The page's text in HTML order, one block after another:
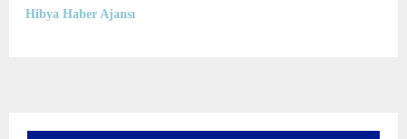
Hibya Haber Ajansı